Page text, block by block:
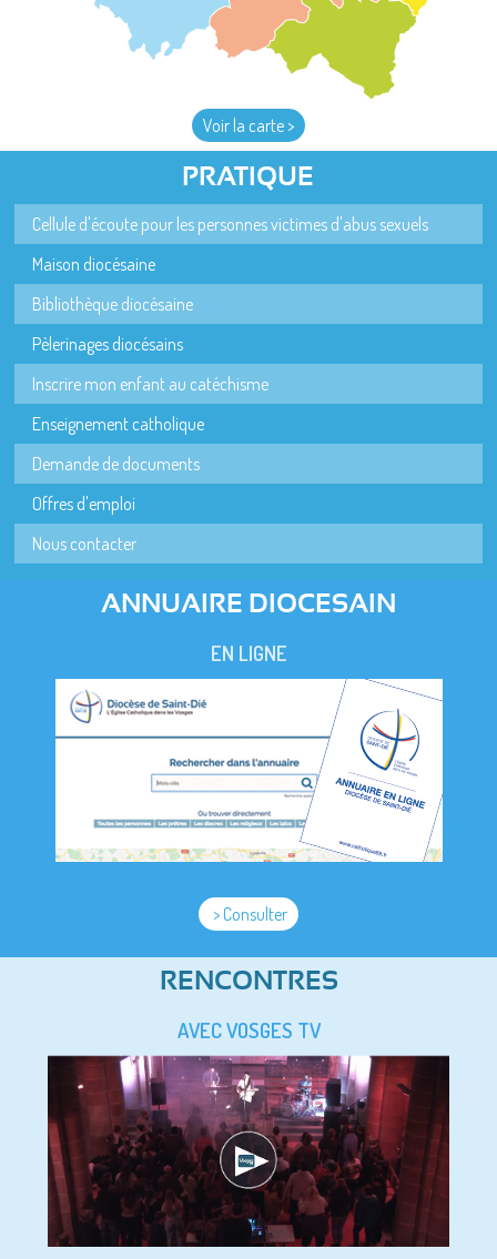
Voir la carte >
PRATIQUE
Cellule d'écoute pour les personnes victimes d'abus sexuels
Maison diocésaine
Bibliothèque diocésaine
Pèlerinages diocésains
Inscrire mon enfant au catéchisme
Enseignement catholique
Demande de documents
Offres d'emploi
Nous contacter
ANNUAIRE DIOCESAIN
EN LIGNE
> Consulter
RENCONTRES
AVEC VOSGES TV